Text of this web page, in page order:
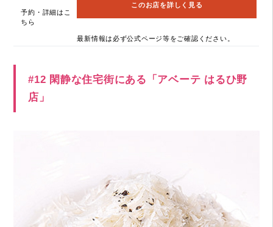
予約・詳細はこ
ちら
このお店を詳しく見る
最新情報は必ず公式ページ等をご確認ください。
#12 閑静な住宅街にある「アベーテ はるひ野
店」